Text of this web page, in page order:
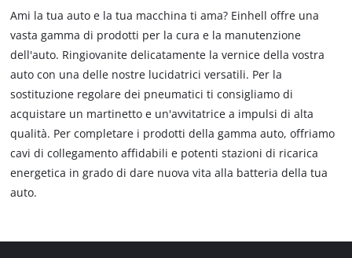
Ami la tua auto e la tua macchina ti ama? Einhell offre una
vasta gamma di prodotti per la cura e la manutenzione
dell'auto. Ringiovanite delicatamente la vernice della vostra
auto con una delle nostre lucidatrici versatili. Per la
sostituzione regolare dei pneumatici ti consigliamo di
acquistare un martinetto e un'avvitatrice a impulsi di alta
qualità. Per completare i prodotti della gamma auto, offriamo
cavi di collegamento affidabili e potenti stazioni di ricarica
energetica in grado di dare nuova vita alla batteria della tua
auto.